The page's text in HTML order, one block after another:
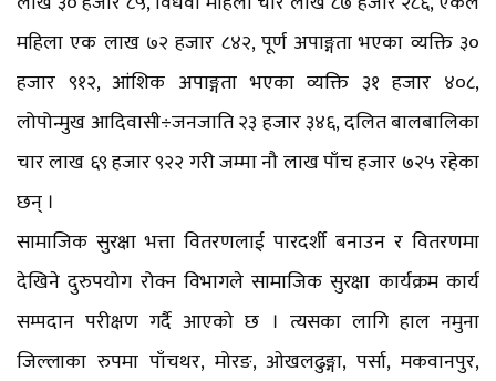
महिला एक लाख ७२ हजार ८४२, पूर्ण अपाङ्गता भएका व्यक्ति ३०
हजार ९१२, आंशिक अपाङ्गता भएका व्यक्ति ३१ हजार ४०८,
लोपोन्मुख आदिवासी÷जनजाति २३ हजार ३४६, दलित बालबालिका
चार लाख ६९ हजार ९२२ गरी जम्मा नौ लाख पाँच हजार ७२५ रहेका
छन् ।
सामाजिक सुरक्षा भत्ता वितरणलाई पारदर्शी बनाउन र वितरणमा
देखिने दुरुपयोग रोक्न विभागले सामाजिक सुरक्षा कार्यक्रम कार्य
सम्पदान परीक्षण गर्दै आएको छ । त्यसका लागि हाल नमुना
जिल्लाका रुपमा पाँचथर, मोरङ, ओखलढुङ्गा, पर्सा, मकवानपुर,